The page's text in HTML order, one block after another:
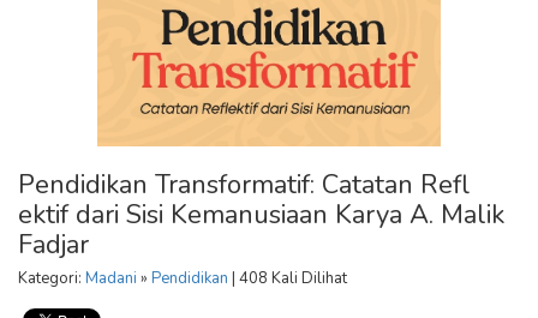
Pendidikan Transformatif: Catatan Refl
ektif dari Sisi Kemanusiaan Karya A. Malik
Fadjar
Kategori: Madani » Pendidikan | 408 Kali Dilihat